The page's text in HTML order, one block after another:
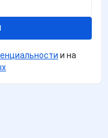
и на